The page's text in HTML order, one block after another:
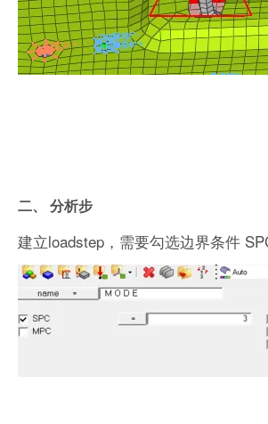
二、 分析步
建立loadstep，需要勾选边界条件